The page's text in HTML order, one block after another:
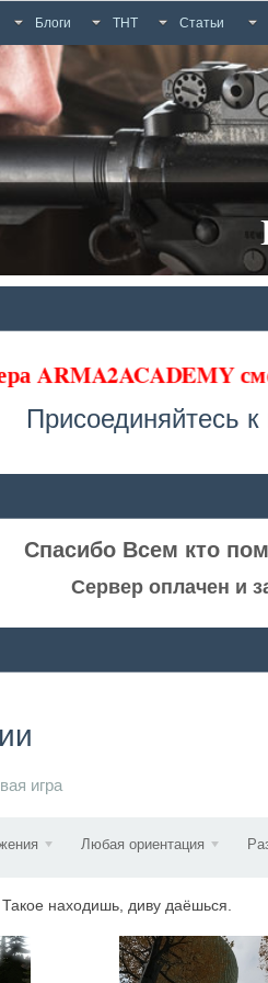
Блоги ТНТ Статьи
ARMA2ACADEMY
Присоединяйтесь
Спасибо Всем кто
Сервер оплачен и
игра
Любая ориентация
находишь, диву даёшься.